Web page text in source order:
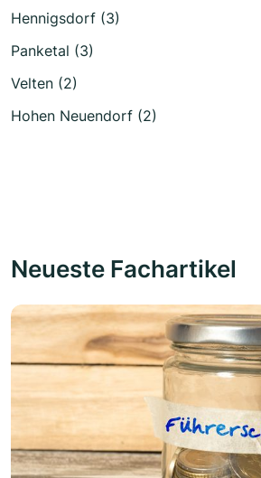
Hennigsdorf (3)
Panketal (3)
Velten (2)
Hohen Neuendorf (2)
Neueste Fachartikel